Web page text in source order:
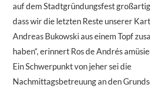
auf dem Stadtgründungsfest
dass wir die letzten Reste unserer
Andreas Bukowski aus einem Topf
haben“, erinnert Ros de Andrés
Ein Schwerpunkt von jeher sei die
Nachmittagsbetreuung an den